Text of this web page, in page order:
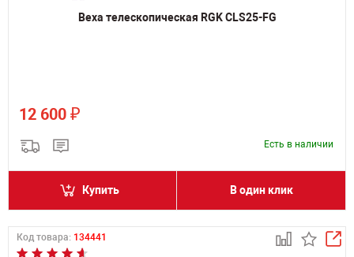
Веха телескопическая RGK CLS25-FG
12 600 ₽
Есть в наличии
Купить В один клик
Код товара: 134441